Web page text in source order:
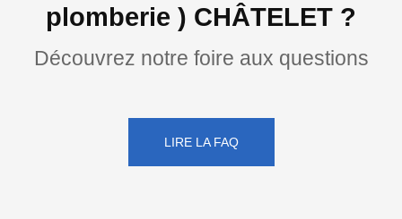
plomberie ) CHÂTELET ?
Découvrez notre foire aux questions
LIRE LA FAQ